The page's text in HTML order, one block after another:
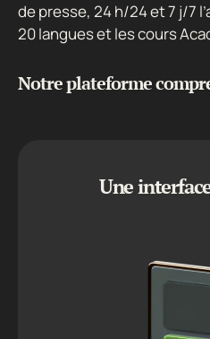
de presse, 24 h/24 et 7 j/7
20 langues et les cours
Notre plateforme
Une